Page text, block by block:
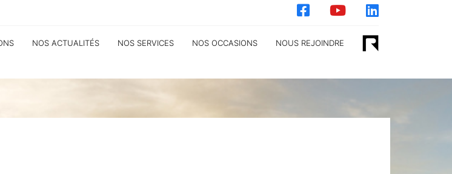
NOS ACTUALITÉS NOS SERVICES NOS OCCASIONS NOUS REJOINDRE